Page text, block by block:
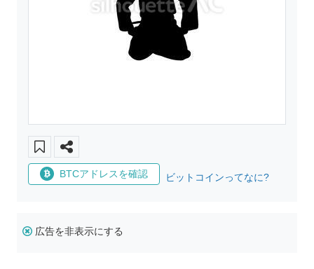
BTCアドレスを確認 ビットコインってなに?
広告を非表示にする